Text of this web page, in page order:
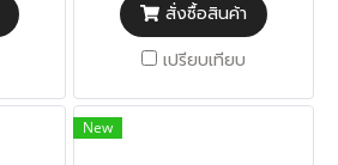
สั่งซื้อสินค้า
เปรียบเทียบ
New